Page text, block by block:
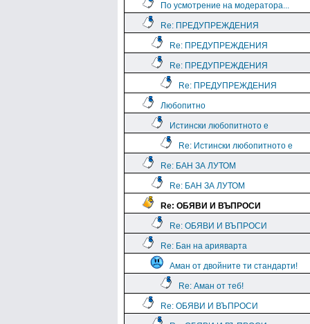
По усмотрение на модератора...
Re: ПРЕДУПРЕЖДЕНИЯ
Re: ПРЕДУПРЕЖДЕНИЯ
Re: ПРЕДУПРЕЖДЕНИЯ
Re: ПРЕДУПРЕЖДЕНИЯ
Любопитно
Истински любопитното е
Re: Истински любопитното е
Re: БАН ЗА ЛУТОМ
Re: БАН ЗА ЛУТОМ
Re: ОБЯВИ И ВЪПРОСИ
Re: ОБЯВИ И ВЪПРОСИ
Re: Бан на арияварта
Аман от двойните ти стандарти!
Re: Аман от теб!
Re: ОБЯВИ И ВЪПРОСИ